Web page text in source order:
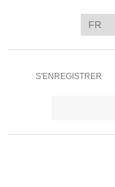
S'ENREGISTRER